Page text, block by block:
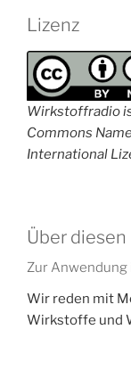
Lizenz
Wirkstoffradio
Commons
International
Über
Zur Anwendung
Wir reden mit
Wirkstoffe und